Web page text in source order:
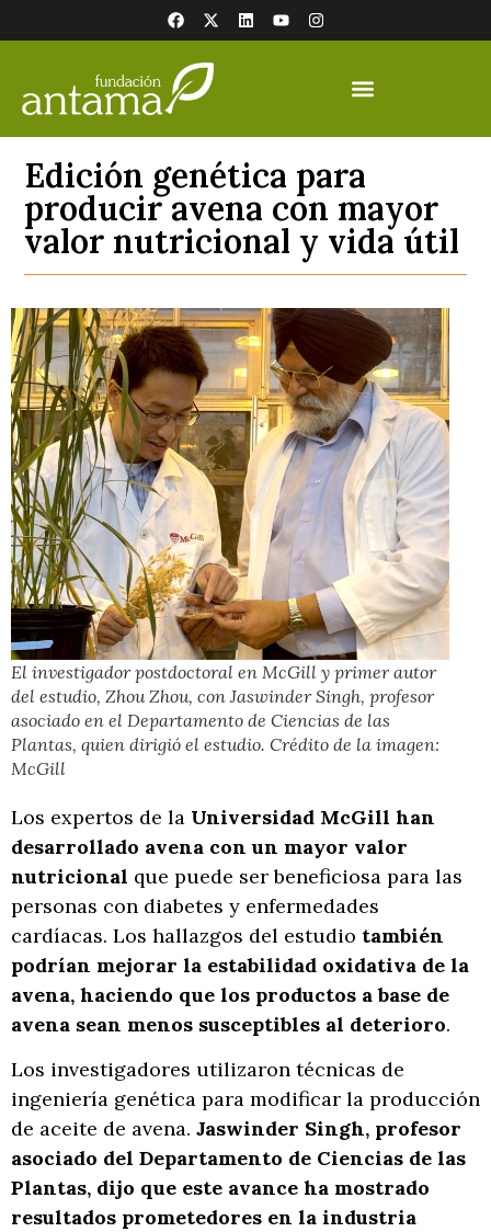
Edición genética para
producir avena con mayor
valor nutricional y vida útil
El investigador postdoctoral en McGill y primer autor
del estudio, Zhou Zhou, con Jaswinder Singh, profesor
asociado en el Departamento de Ciencias de las
Plantas, quien dirigió el estudio. Crédito de la imagen:
McGill
Los expertos de la Universidad McGill han
desarrollado avena con un mayor valor
nutricional que puede ser beneficiosa para las
personas con diabetes y enfermedades
cardíacas. Los hallazgos del estudio también
podrían mejorar la estabilidad oxidativa de la
avena, haciendo que los productos a base de
avena sean menos susceptibles al deterioro.
Los investigadores utilizaron técnicas de
ingeniería genética para modificar la producción
de aceite de avena. Jaswinder Singh, profesor
asociado del Departamento de Ciencias de las
Plantas, dijo que este avance ha mostrado
resultados prometedores en la industria